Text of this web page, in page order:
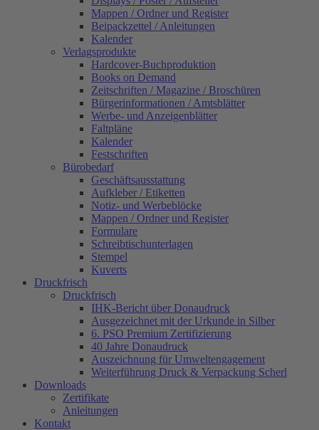
Mappen / Ordner und Register
Beipackzettel / Anleitungen
Kalender
Verlagsprodukte
Hardcover-Buchproduktion
Books on Demand
Zeitschriften / Magazine / Broschüren
Bürgerinformationen / Amtsblätter
Werbe- und Anzeigenblätter
Faltpläne
Kalender
Festschriften
Bürobedarf
Geschäftsausstattung
Aufkleber / Etiketten
Notiz- und Werbeblöcke
Mappen / Ordner und Register
Formulare
Schreibtischunterlagen
Stempel
Kuverts
Druckfrisch
Druckfrisch
IHK-Bericht über Donaudruck
Ausgezeichnet mit der Urkunde in Silber
6. PSO Premium Zertifizierung
40 Jahre Donaudruck
Auszeichnung für Umweltengagement
Weiterführung Druck & Verpackung Scherl
Downloads
Zertifikate
Anleitungen
Kontakt